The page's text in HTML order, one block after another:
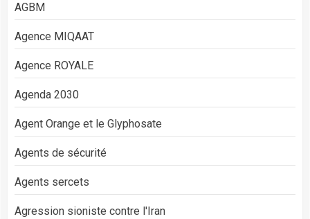
AGBM
Agence MIQAAT
Agence ROYALE
Agenda 2030
Agent Orange et le Glyphosate
Agents de sécurité
Agents sercets
Agression sioniste contre l'Iran